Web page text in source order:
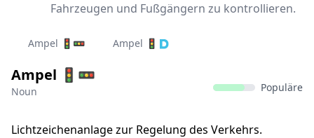
Fahrzeugen und Fußgängern zu kontrollieren.
Ampel 🚦🚥 Ampel 🚦🇩
Ampel 🚦🚥
Noun Populäre
Lichtzeichenanlage zur Regelung des Verkehrs.